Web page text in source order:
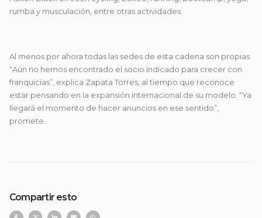
rumba y musculación, entre otras actividades.
Al menos por ahora todas las sedes de esta cadena son propias.
“Aún no hemos encontrado el socio indicado para crecer con
franquicias”, explica Zapata Torres, al tiempo que reconoce
estar pensando en la expansión internacional de su modelo. “Ya
llegará el momento de hacer anuncios en ese sentido”,
promete.
Compartir esto